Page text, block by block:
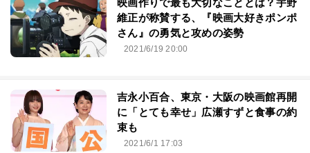
維正が称賛する、『映画大好きポンポ
さん』の勇気と攻めの姿勢
2021/6/19 20:00
吉永小百合、東京・大阪の映画館再開
に「とても幸せ」広瀬すずと食事の約
束も
2021/6/1 17:03